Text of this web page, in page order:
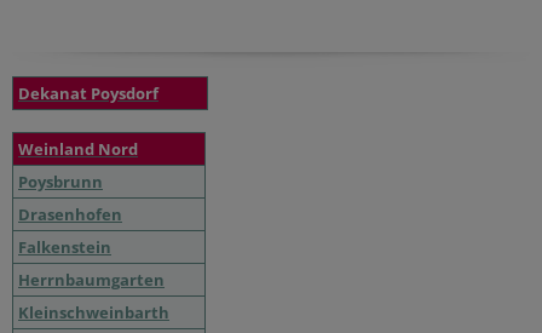
Dekanat Poysdorf
Weinland Nord
Poysbrunn
Drasenhofen
Falkenstein
Herrnbaumgarten
Kleinschweinbarth